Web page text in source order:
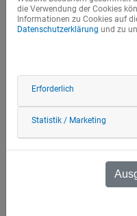
Monatlichkündbar
Weitere Informationen
Ermäßigungsticket
Wichtige Informationen zum
Deutschland-Ticket im
01.09.2024 eingestellt.
Print@Home steht nur
Kostenträger beziehen
Selbstzahlern eine
nicht mehr möglich.
Bei Bestellung eines
in Anspruch nehmen.
Nähere Informationen
Ermäßigungsticket
die Verwendung der Cookies
Informationen zu Cookies auf
Datenschutzerklärung und zu
Erforderlich
Statistik / Marketing